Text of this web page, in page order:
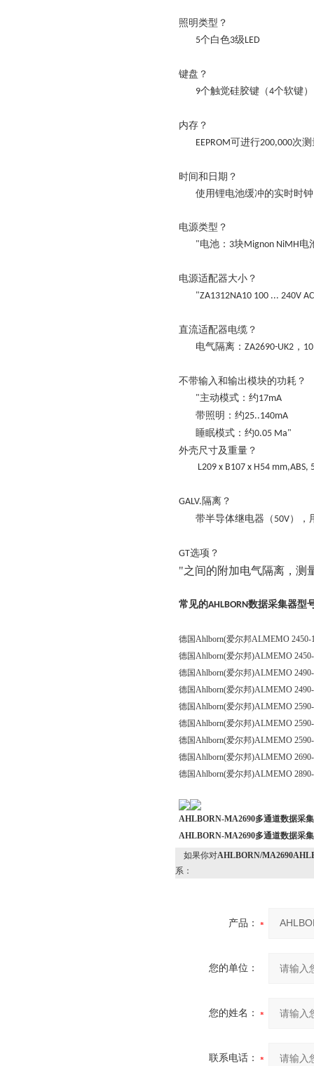
照明类型？
5个白色3级LED
键盘？
9个触觉硅胶键（4个软键）
内存？
EEPROM可进行200,000次测
时间和日期？
使用锂电池缓冲的实时时钟
电源类型 ？
"电池： 3块Mignon NiMH电
电源适配器大小？
"ZA1312NA10 100 ... 240V AC
直流适配器电缆？
电气隔离： ZA2690-UK2 ，
不带输入和输出模块的功耗？
"主动模式：约17mA
带照明：约25..140mA
睡眠模式：约0.05 Ma"
外壳尺寸及重量？
L209 x B107 x H54 mm,ABS,
GALV. 隔离 ？
带半导体继电器（ 50V），
GT选项 ？
"之间的附加电气隔离， 测
常见的AHLBORN数据采集器型
德国Ahlborn(爱尔邦ALMEMO 2450-
德国Ahlborn(爱尔邦)ALMEMO
德国Ahlborn(爱尔邦)ALMEMO
德国Ahlborn(爱尔邦)ALMEMO
德国Ahlborn(爱尔邦)ALMEMO
德国Ahlborn(爱尔邦)ALMEMO
德国Ahlborn(爱尔邦)ALMEMO
德国Ahlborn(爱尔邦)ALMEMO
德国Ahlborn(爱尔邦)ALMEMO
AHLBORN-MA2690多通道数据采
AHLBORN-MA2690多通道数据采
如果你对AHLBORN/
系：
产品：
您的单位：
您的姓名：
联系电话：